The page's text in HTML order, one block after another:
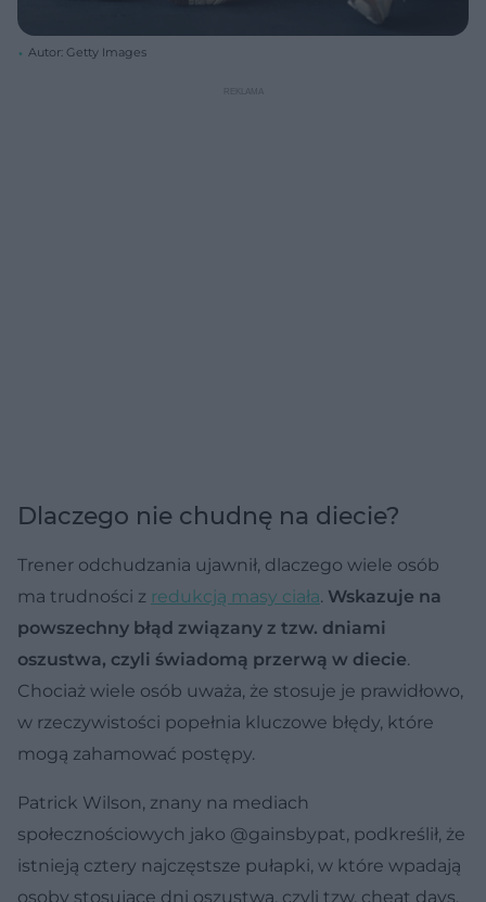
Autor: Getty Images
Dlaczego nie chudnę na diecie?
Trener odchudzania ujawnił, dlaczego wiele osób
ma trudności z redukcją masy ciała. Wskazuje na
powszechny błąd związany z tzw. dniami
oszustwa, czyli świadomą przerwą w diecie.
Chociaż wiele osób uważa, że stosuje je prawidłowo,
w rzeczywistości popełnia kluczowe błędy, które
mogą zahamować postępy.
Patrick Wilson, znany na mediach
społecznościowych jako @gainsbypat, podkreślił, że
istnieją cztery najczęstsze pułapki, w które wpadają
osoby stosujące dni oszustwa, czyli tzw. cheat days.